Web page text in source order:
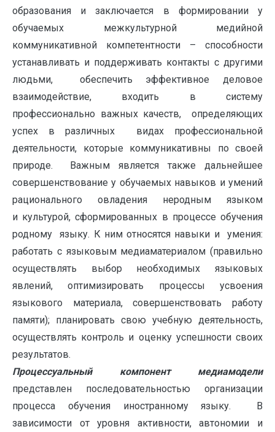
образования и заключается в формировании у
обучаемых межкультурной медийной
коммуникативной компетентности – способности
устанавливать и поддерживать контакты с другими
людьми, обеспечить эффективное деловое
взаимодействие, входить в систему
профессионально важных качеств, определяющих
успех в различных видах профессиональной
деятельности, которые коммуникативны по своей
природе. Важным является также дальнейшее
совершенствование у обучаемых навыков и умений
рационального овладения неродным языком
и культурой, сформированных в процессе обучения
родному языку. К ним относятся навыки и умения:
работать с языковым медиаматериалом (правильно
осуществлять выбор необходимых языковых
явлений, оптимизировать процессы усвоения
языкового материала, совершенствовать работу
памяти); планировать свою учебную деятельность,
осуществлять контроль и оценку успешности своих
результатов.
Процессуальный компонент медиамодели
представлен последовательностью организации
процесса обучения иностранному языку. В
зависимости от уровня активности, автономии и